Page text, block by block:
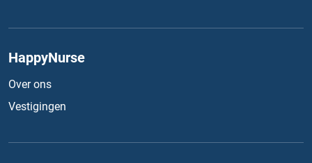
HappyNurse
Over ons
Vestigingen